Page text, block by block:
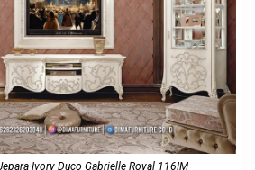
Ivory Duco Gabrielle Royal 116IM